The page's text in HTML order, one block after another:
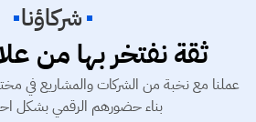
شركاؤنا
ثقة نفتخر بها من
عملنا مع نخبة من الشركات والمشاريع في
بناء حضورهم الرقمي بشكل